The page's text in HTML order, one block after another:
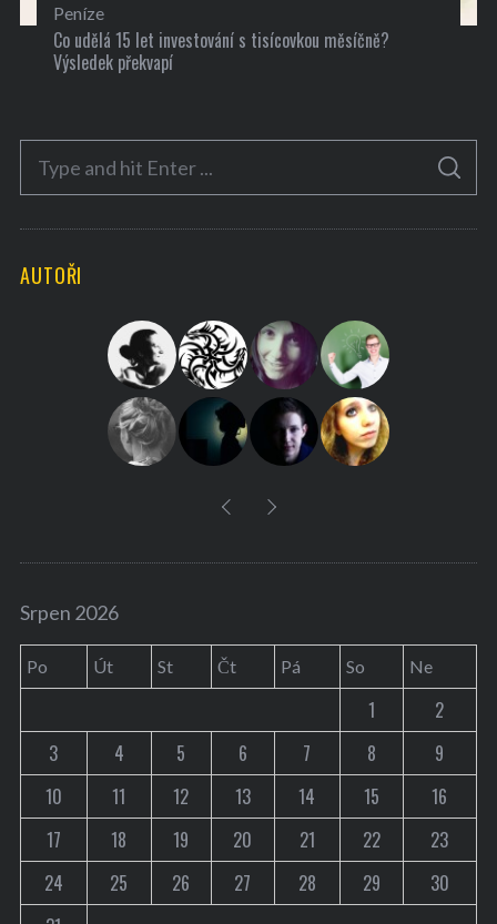
Peníze
Co udělá 15 let investování s tisícovkou měsíčně?
Výsledek překvapí
c
S
A
C
AUTOŘI
Srpen 2026
Po Út St Čt Pá So Ne
1
2
3
4 5 6 7 8
9
10
11 12 13 14 15
16
17
18 19 20 21 22
23
24
25 26 27 28 29
30